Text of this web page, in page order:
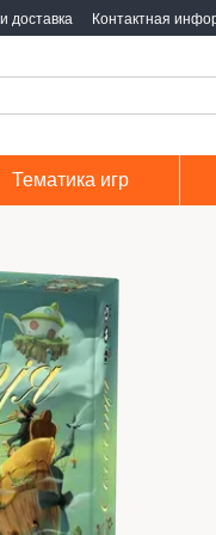
доставка Контактная
Тематика игр